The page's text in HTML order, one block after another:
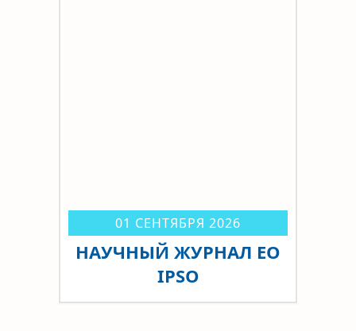
01 СЕНТЯБРЯ 2026
НАУЧНЫЙ ЖУРНАЛ EO
IPSO